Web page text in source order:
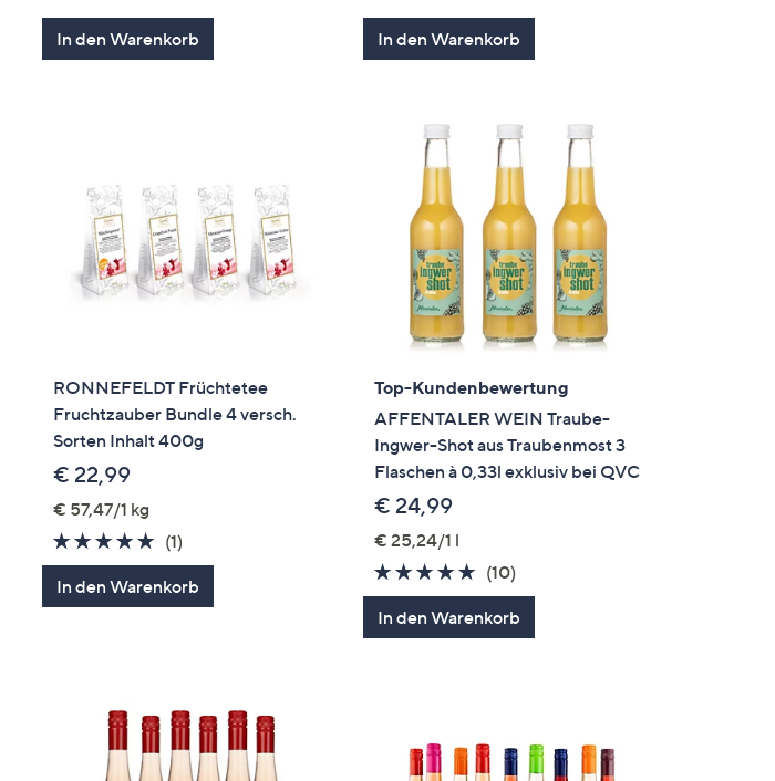
von
5
Bewertungen
In den Warenkorb
von
5
Bewertungen
In den Warenkorb
RONNEFELDT Früchtetee
Fruchtzauber Bundle 4 versch.
Sorten Inhalt 400g
€ 22,99
€ 57,47/1 kg
5.0
von
5
(1)
Bewertungen
In den Warenkorb
Top-Kundenbewertung
AFFENTALER WEIN Traube-
Ingwer-Shot aus Traubenmost 3
Flaschen à 0,33l exklusiv bei QVC
€ 24,99
€ 25,24/1 l
4.9
von
5
(10)
Bewertungen
In den Warenkorb